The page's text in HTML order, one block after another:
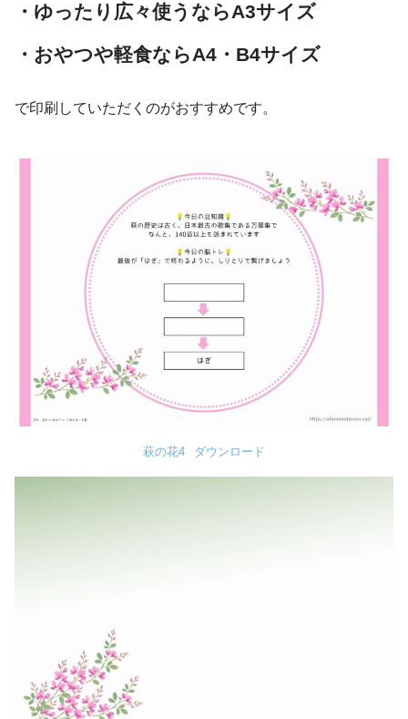
・ ゆったり広々使うならA3サイズ
・ おやつや軽食ならA4・B4サイズ
で印刷していただくのがおすすめです。
萩の花4 ダウンロード